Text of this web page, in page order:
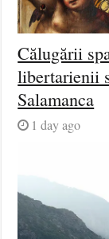
Călugării
libertarienii
Salamanca
1 day ago